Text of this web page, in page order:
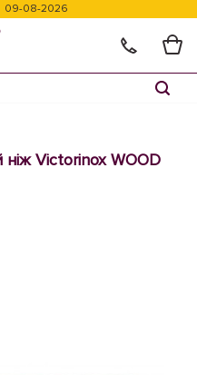
09-08-2026
ніж Victorinox WOOD